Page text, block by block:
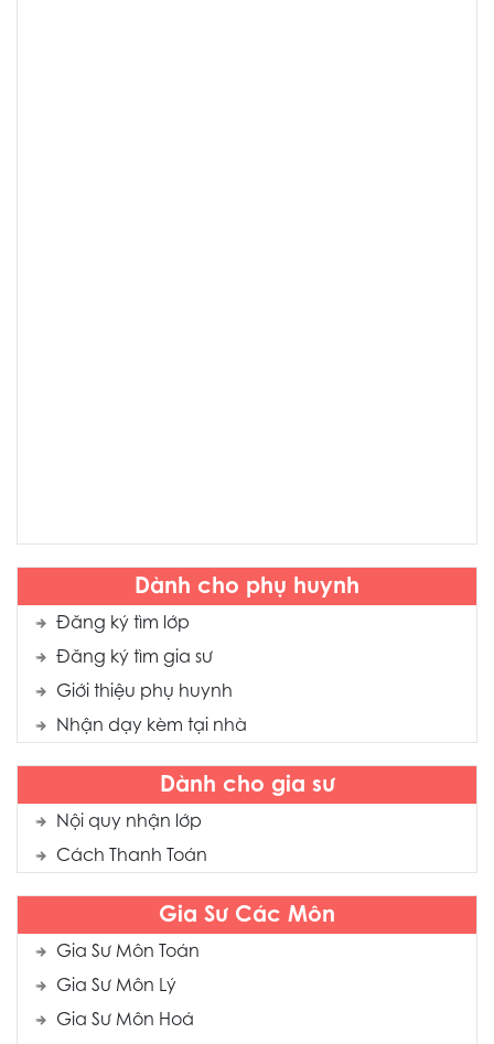
Dành cho phụ huynh
Đăng ký tìm lớp
Đăng ký tìm gia sư
Giới thiệu phụ huynh
Nhận dạy kèm tại nhà
Dành cho gia sư
Nội quy nhận lớp
Cách Thanh Toán
Gia Sư Các Môn
Gia Sư Môn Toán
Gia Sư Môn Lý
Gia Sư Môn Hoá